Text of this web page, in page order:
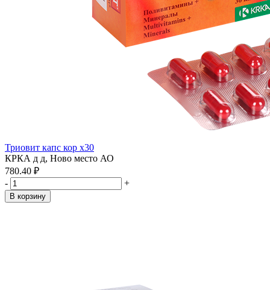
Триовит капс кор x30
КРКА д д, Ново место АО
780.40 ₽
-
+
В корзину